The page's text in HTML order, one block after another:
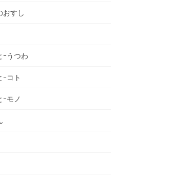
おすし
ｰうつわ
ｰコト
ｰモノ